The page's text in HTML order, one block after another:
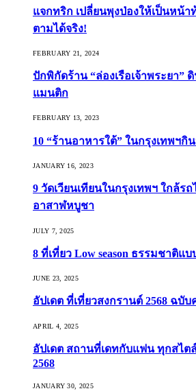
แจกทริก เปลี่ยนพุงป่องให้เป็นหน้า
ตามได้จริง!
FEBRUARY 21, 2024
ปักพิกัดร้าน “ล่องเรือเจ้าพระยา”
แมนติก
FEBRUARY 13, 2023
10 “ร้านอาหารใต้” ในกรุงเทพฯกิ
JANUARY 16, 2023
9 วัดเวียนเทียนในกรุงเทพฯ ใกล้ร
อาสาฬหบูชา
JULY 7, 2025
8 ที่เที่ยว Low season ธรรมชาติแ
JUNE 23, 2025
อัปเดต ที่เที่ยวสงกรานต์ 2568 ฉบั
APRIL 4, 2025
อัปเดต สถานที่เดทกับแฟน ทุกสไต
2568
JANUARY 30, 2025